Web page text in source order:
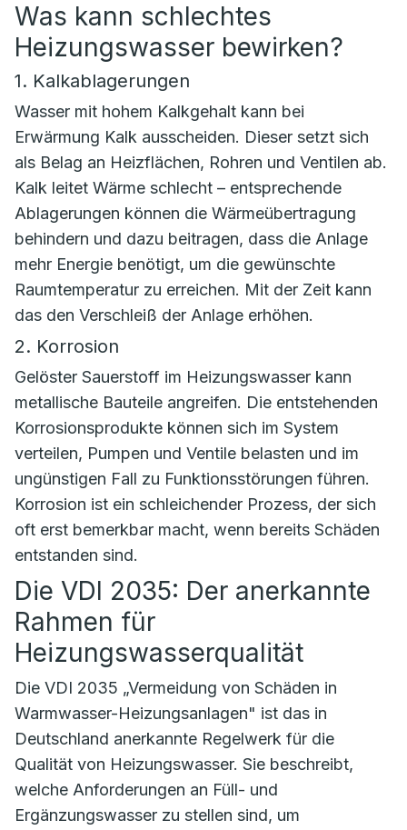
Was kann schlechtes
Heizungswasser bewirken?
1. Kalkablagerungen
Wasser mit hohem Kalkgehalt kann bei
Erwärmung Kalk ausscheiden. Dieser setzt sich
als Belag an Heizflächen, Rohren und Ventilen ab.
Kalk leitet Wärme schlecht – entsprechende
Ablagerungen können die Wärmeübertragung
behindern und dazu beitragen, dass die Anlage
mehr Energie benötigt, um die gewünschte
Raumtemperatur zu erreichen. Mit der Zeit kann
das den Verschleiß der Anlage erhöhen.
2. Korrosion
Gelöster Sauerstoff im Heizungswasser kann
metallische Bauteile angreifen. Die entstehenden
Korrosionsprodukte können sich im System
verteilen, Pumpen und Ventile belasten und im
ungünstigen Fall zu Funktionsstörungen führen.
Korrosion ist ein schleichender Prozess, der sich
oft erst bemerkbar macht, wenn bereits Schäden
entstanden sind.
Die VDI 2035: Der anerkannte
Rahmen für
Heizungswasserqualität
Die VDI 2035 „Vermeidung von Schäden in
Warmwasser-Heizungsanlagen" ist das in
Deutschland anerkannte Regelwerk für die
Qualität von Heizungswasser. Sie beschreibt,
welche Anforderungen an Füll- und
Ergänzungswasser zu stellen sind, um